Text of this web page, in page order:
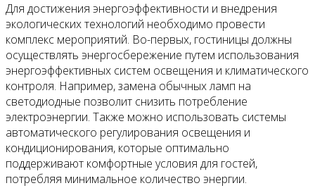
Для достижения энергоэффективности и внедрения
экологических технологий необходимо провести
комплекс мероприятий. Во-первых, гостиницы должны
осуществлять энергосбережение путем использования
энергоэффективных систем освещения и климатического
контроля. Например, замена обычных ламп на
светодиодные позволит снизить потребление
электроэнергии. Также можно использовать системы
автоматического регулирования освещения и
кондиционирования, которые оптимально
поддерживают комфортные условия для гостей,
потребляя минимальное количество энергии.